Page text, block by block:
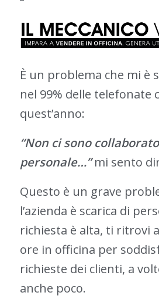
È un problema che mi è
nel 99% delle telefonate
quest’anno:
“Non ci sono
personale…”mi sento
Questo è un grave
l’azienda è scarica di
richiesta è alta, ti ritrovi
ore in officina per
richieste dei clienti, a
anche poco.